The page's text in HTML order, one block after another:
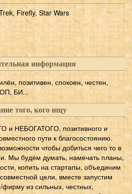
Firefly, Star Wars
информация
позитивен, спокоен, честен,
БИ...
того, кого ищу
НЕБОГАТОГО, позитивного и
пути к благосостоянию.
чтобы добиться чего то в
Мы будем думать, намечать планы,
копить на стартапы, объединим
цели, вместе запустим
фирму из сильных, честных,